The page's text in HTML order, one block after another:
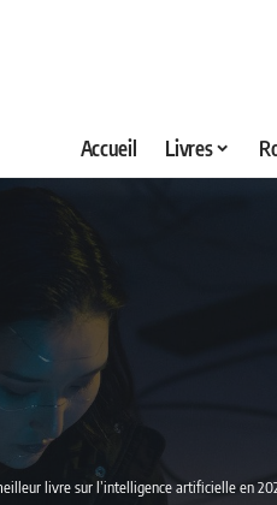
Accueil Livres
livre sur l’intelligence artificielle en